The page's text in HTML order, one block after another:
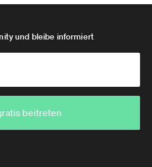
und bleibe informiert
beitreten